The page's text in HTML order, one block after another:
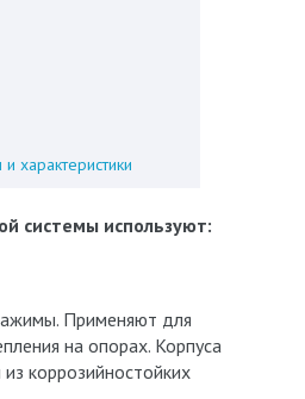
характеристики
системы используют:
Применяют для
на опорах. Корпуса
коррозийностойких